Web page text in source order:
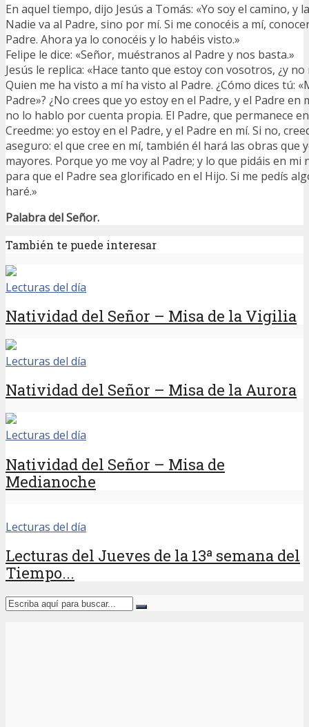
En aquel tiempo, dijo Jesús a Tomás: «Yo soy el camino, y
Nadie va al Padre, sino por mí. Si me conocéis a mí,
Padre. Ahora ya lo conocéis y lo habéis visto.»
Felipe le dice: «Señor, muéstranos al Padre y nos basta.»
Jesús le replica: «Hace tanto que estoy con vosotros, ¿y no
Quien me ha visto a mí ha visto al Padre. ¿Cómo dices tú:
Padre»? ¿No crees que yo estoy en el Padre, y el Padre en
no lo hablo por cuenta propia. El Padre, que permanece
Creedme: yo estoy en el Padre, y el Padre en mí. Si no,
aseguro: el que cree en mí, también él hará las obras que
mayores. Porque yo me voy al Padre; y lo que pidáis en
para que el Padre sea glorificado en el Hijo. Si me pedís
haré.»
Palabra del Señor.
También te puede interesar
Lecturas del día
Natividad del Señor – Misa de la Vigilia
Lecturas del día
Natividad del Señor – Misa de la Aurora
Lecturas del día
Natividad del Señor – Misa de
Medianoche
Lecturas del día
Lecturas del Jueves de la 13ª semana del
Tiempo...